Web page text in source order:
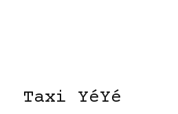
Taxi YéYé